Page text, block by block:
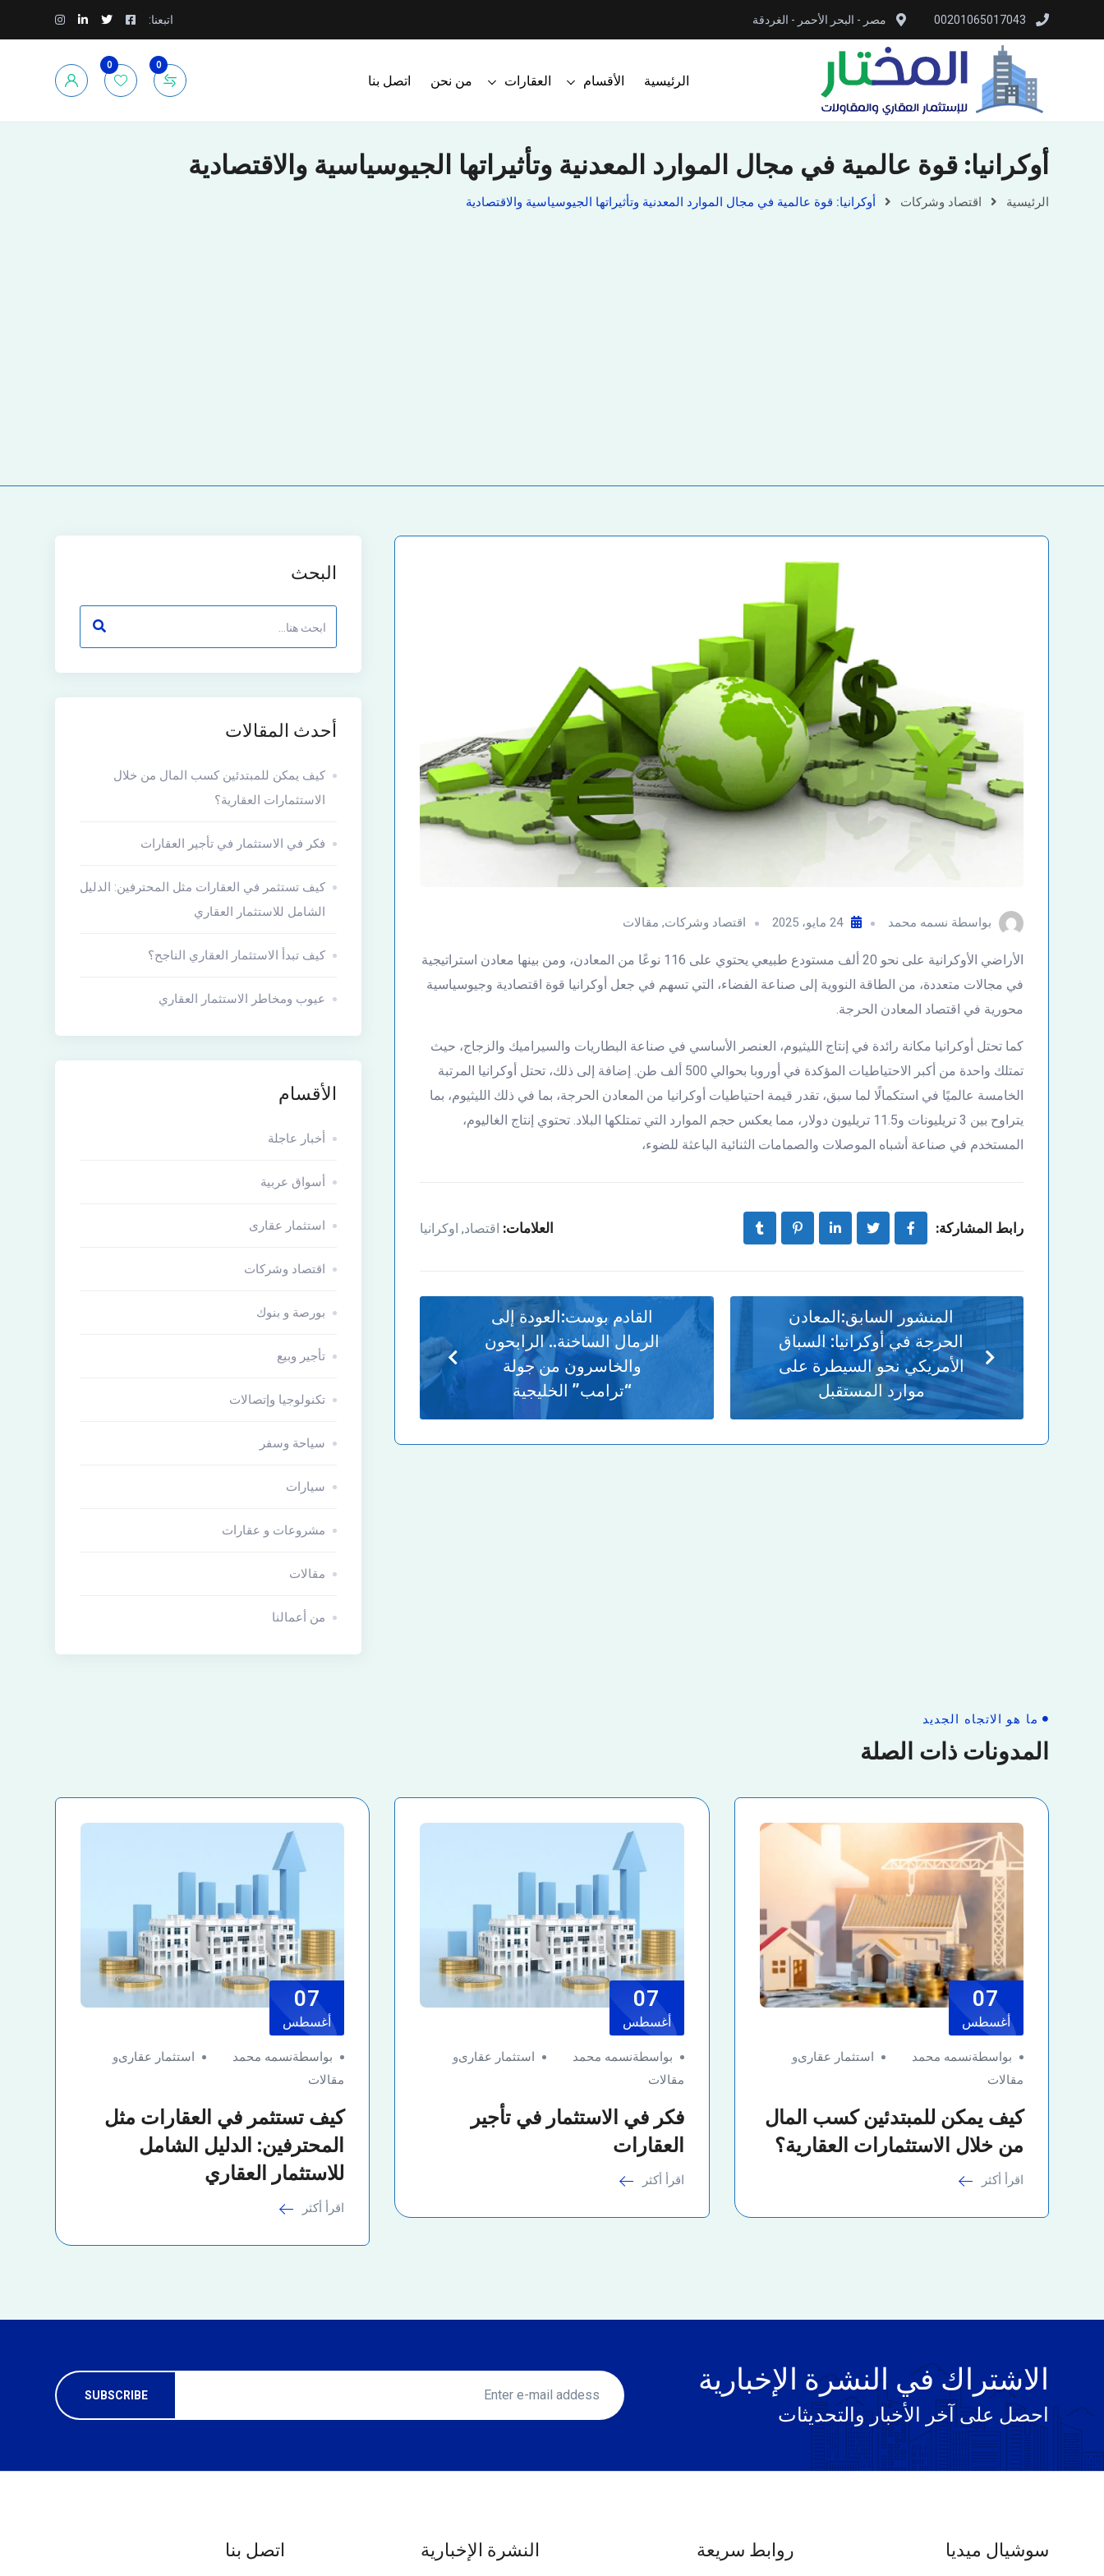
00201065017043 مصر - البحر الأحمر - الغردقة اتبعنا:
الرئيسية الأقسام العقارات من نحن اتصل بنا
0
0
أوكرانيا: قوة عالمية في مجال الموارد المعدنية وتأثيراتها الجيوسياسية والاقتصادية
الرئيسية اقتصاد وشركات أوكرانيا: قوة عالمية في مجال الموارد المعدنية وتأثيراتها الجيوسياسية والاقتصادية
بواسطة نسمه محمد 24 مايو، 2025 اقتصاد وشركات, مقالات
الأراضي الأوكرانية على نحو 20 ألف مستودع طبيعي يحتوي على 116 نوعًا من المعادن، ومن بينها معادن استراتيجية
في مجالات متعددة، من الطاقة النووية إلى صناعة الفضاء، التي تسهم في جعل أوكرانيا قوة اقتصادية وجيوسياسية
محورية في اقتصاد المعادن الحرجة.
كما تحتل أوكرانيا مكانة رائدة في إنتاج الليثيوم، العنصر الأساسي في صناعة البطاريات والسيراميك والزجاج، حيث
تمتلك واحدة من أكبر الاحتياطيات المؤكدة في أوروبا بحوالي 500 ألف طن. إضافة إلى ذلك، تحتل أوكرانيا المرتبة
الخامسة عالميًا في استكمالًا لما سبق، تقدر قيمة احتياطيات أوكرانيا من المعادن الحرجة، بما في ذلك الليثيوم، بما
يتراوح بين 3 تريليونات و11.5 تريليون دولار، مما يعكس حجم الموارد التي تمتلكها البلاد. تحتوي إنتاج الغاليوم،
المستخدم في صناعة أشباه الموصلات والصمامات الثنائية الباعثة للضوء،
رابط المشاركة: العلامات: اقتصاد, اوكرانيا
المنشور السابق:المعادن
الحرجة في أوكرانيا: السباق
الأمريكي نحو السيطرة على
موارد المستقبل
القادم بوست:العودة إلى
الرمال الساخنة.. الرابحون
والخاسرون من جولة
“ترامب” الخليجية
البحث
أحدث المقالات
كيف يمكن للمبتدئين كسب المال من خلال
الاستثمارات العقارية؟
فكر في الاستثمار في تأجير العقارات
كيف تستثمر في العقارات مثل المحترفين: الدليل
الشامل للاستثمار العقاري
كيف تبدأ الاستثمار العقاري الناجح؟
عيوب ومخاطر الاستثمار العقاري
الأقسام
أخبار عاجلة
أسواق عربية
استثمار عقارى
اقتصاد وشركات
بورصة و بنوك
تأجير وبيع
تكنولوجيا وإتصالات
سياحة وسفر
سيارات
مشروعات و عقارات
مقالات
من أعمالنا
ما هو الاتجاه الجديد
المدونات ذات الصلة
07
أغسطس
بواسطةنسمه محمد استثمار عقارىو
مقالات
كيف يمكن للمبتدئين كسب المال
من خلال الاستثمارات العقارية؟
اقرأ أكثر
07
أغسطس
بواسطةنسمه محمد استثمار عقارىو
مقالات
فكر في الاستثمار في تأجير
العقارات
اقرأ أكثر
07
أغسطس
بواسطةنسمه محمد استثمار عقارىو
مقالات
كيف تستثمر في العقارات مثل
المحترفين: الدليل الشامل
للاستثمار العقاري
اقرأ أكثر
الاشتراك في النشرة الإخبارية
احصل على آخر الأخبار والتحديثات
سوشيال ميديا روابط سريعة النشرة الإخبارية اتصل بنا